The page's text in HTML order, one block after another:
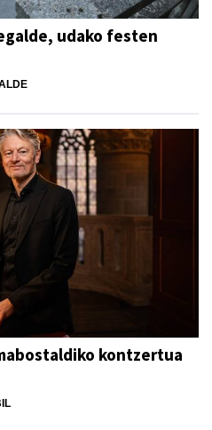
udako festen
kontzertua